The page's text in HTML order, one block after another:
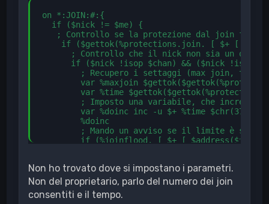
on *:JOIN:#:{
  if ($nick != $me) {
; Controllo se la protezione dal join flood
if ($gettok(%protections.join. [ $+ [
; Controllo che il nick non sia un op/
if ($nick !isop $chan) && ($nick !ishop
        ; Recupero i settaggi (max join, tempo)
var %maxjoin
var %time
; Imposto una variabile, che
var %doinc inc -u $+ %time $chr(37)
        %doinc
; Mando un avviso se il limite è stato
if (%joinflood. [ $+ [
; Espello tutti i cloni dal canale
if (%joinflood. [ $+ [
          kickclones $nick $chan
ban -ku300 $chan $nick 2 Join Flood
Non ho trovato dove si impostano i parametri.
Non del proprietario, parlo del numero dei join
consentiti e il tempo.